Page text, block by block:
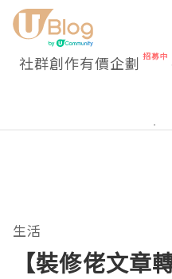
社群創作有價企劃
生活
【裝修佬文章